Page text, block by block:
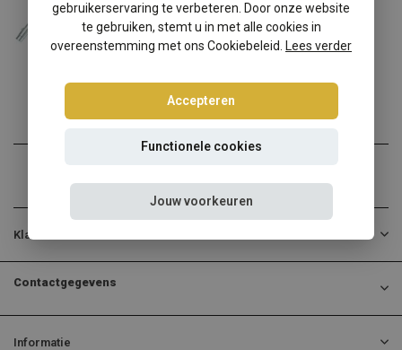
BMW 2-Serie F22/F23-1C? K...
€340,00
Klantenservice
Contactgegevens
Informatie
gebruikerservaring te verbeteren. Door onze website
te gebruiken, stemt u in met alle cookies in
overeenstemming met ons Cookiebeleid.
Lees verder
Accepteren
Functionele cookies
Jouw voorkeuren